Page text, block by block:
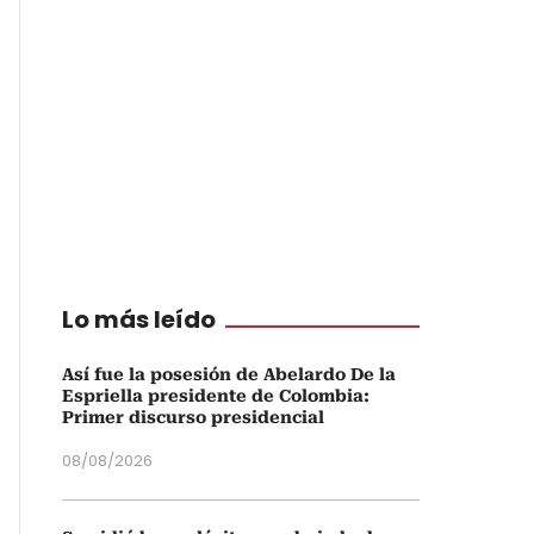
Lo más leído
Así fue la posesión de Abelardo De la
Espriella presidente de Colombia:
Primer discurso presidencial
08/08/2026